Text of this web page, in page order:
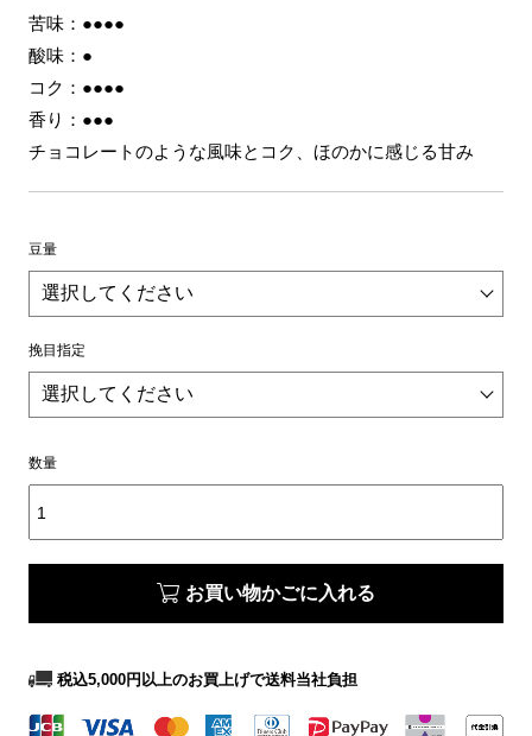
苦味：●●●●
酸味：●
コク：●●●●
香り：●●●
チョコレートのような風味とコク、ほのかに感じる甘み
豆量
挽目指定
数量
お買い物かごに入れる
税込5,000円以上のお買上げで送料当社負担